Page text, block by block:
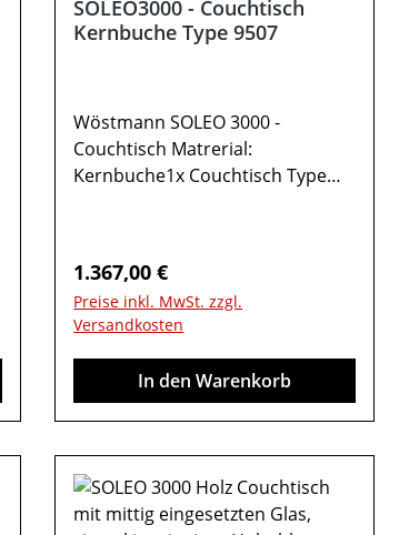
SOLEO3000 - Couchtisch
Kernbuche Type 9507
Wöstmann SOLEO 3000 -
Couchtisch Matrerial:
Kernbuche1x Couchtisch Type
auf verschiedenen Bildschirmen
abweichen. Deko oder andere
Beimöbel sind nicht enthalten.
Abbildung kann abweichen.
Regulärer Preis:
1.367,00 €
Preise inkl. MwSt. zzgl.
Versandkosten
In den Warenkorb